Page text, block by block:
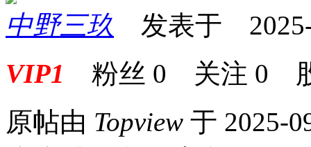
中野三玖 发表于 2025-
VIP1 粉丝 0 关注 0
原帖由 Topview 于 2025-